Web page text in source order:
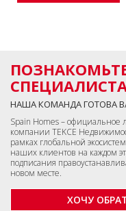
НАША КОМАНДА ГОТОВА
Spain Homes – официальное
компании TEKCE
рамках глобальной
наших клиентов на каждом
подписания
новом месте.
ХОЧУ